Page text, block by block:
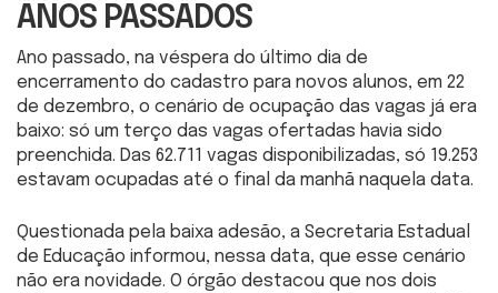
ANOS PASSADOS
Ano passado, na véspera do último dia de
encerramento do cadastro para novos alunos, em 22
de dezembro, o cenário de ocupação das vagas já era
baixo: só um terço das vagas ofertadas havia sido
preenchida. Das 62.711 vagas disponibilizadas, só 19.253
estavam ocupadas até o final da manhã naquela data.
Questionada pela baixa adesão, a Secretaria Estadual
de Educação informou, nessa data, que esse cenário
não era novidade. O órgão destacou que nos dois